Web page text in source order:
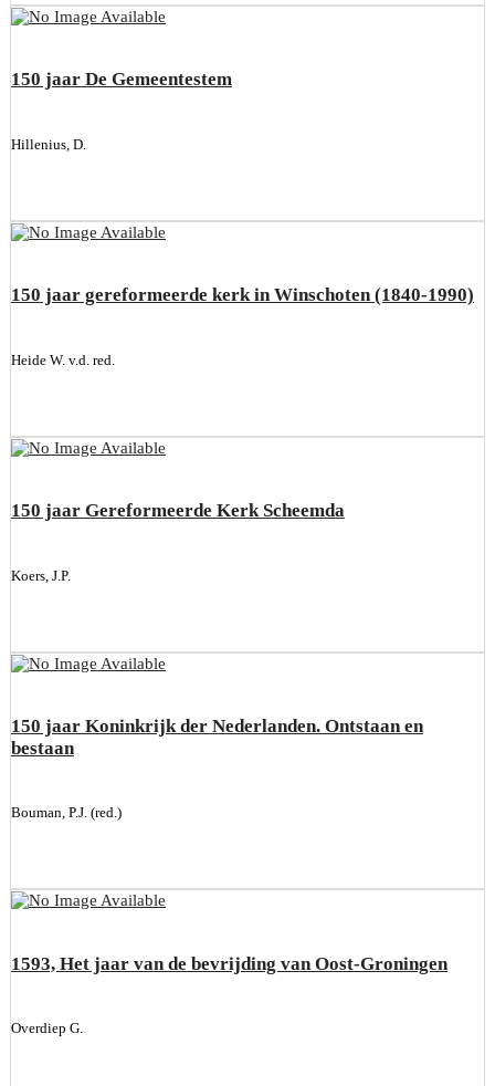
150 jaar De Gemeentestem
Hillenius, D.
150 jaar gereformeerde kerk in Winschoten (1840-1990)
Heide W. v.d. red.
150 jaar Gereformeerde Kerk Scheemda
Koers, J.P.
150 jaar Koninkrijk der Nederlanden. Ontstaan en
bestaan
Bouman, P.J. (red.)
1593, Het jaar van de bevrijding van Oost-Groningen
Overdiep G.